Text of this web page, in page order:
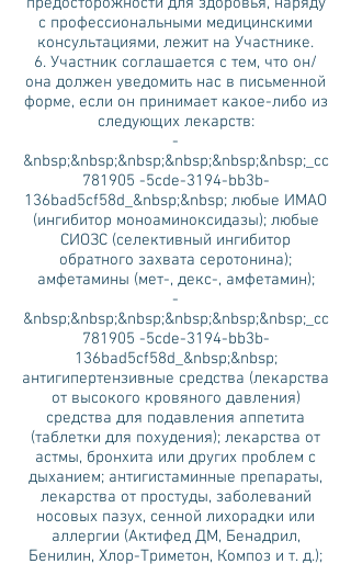
с профессиональными медицинскими
консультациями, лежит на Участнике.
6. Участник соглашается с тем, что он/
она должен уведомить нас в письменной
форме, если он принимает какое-либо из
следующих лекарств:
-
&nbsp;&nbsp;&nbsp;&nbsp;&nbsp;&nbsp;_cc
781905 -5cde-3194-bb3b-
136bad5cf58d_&nbsp;&nbsp; любые ИМАО
(ингибитор моноаминоксидазы); любые
СИОЗС (селективный ингибитор
обратного захвата серотонина);
амфетамины (мет-, декс-, амфетамин);
-
&nbsp;&nbsp;&nbsp;&nbsp;&nbsp;&nbsp;_cc
781905 -5cde-3194-bb3b-
136bad5cf58d_&nbsp;&nbsp;
антигипертензивные средства (лекарства
от высокого кровяного давления)
средства для подавления аппетита
(таблетки для похудения); лекарства от
астмы, бронхита или других проблем с
дыханием; антигистаминные препараты,
лекарства от простуды, заболеваний
носовых пазух, сенной лихорадки или
аллергии (Актифед ДМ, Бенадрил,
Бенилин, Хлор-Триметон, Композ и т. д.);